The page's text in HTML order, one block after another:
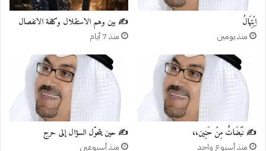
اِبْتِهَالُ
منذ يومين
✍️ بين وهم الاستقلال وكلفة الانفصال
منذ 7 أيام
✍️ نَبَضَاتٌ مِنْ حَنِين،،
منذ أسبوع واحد
✍️ حين يتحوّل السؤال إلى حرج
منذ أسبوعين